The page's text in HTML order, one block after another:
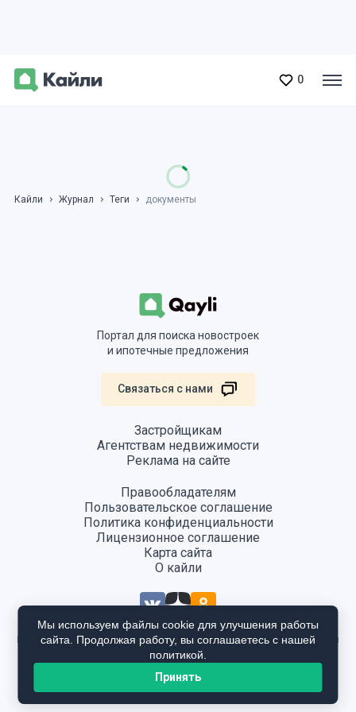
0
Кайли Журнал Теги документы
Портал для поиска новостроек
и ипотечные предложения
Связаться с нами
Застройщикам
Агентствам недвижимости
Реклама на сайте
Правообладателям
Пользовательское соглашение
Политика конфиденциальности
Лицензионное соглашение
Карта сайта
О кайли
Информация, размещенная на сайте, не является публичной офертой
и предоставляется в ознакомительных целях. Для получения
подробной информации общайтесь в отдел продаж застройщика.
Мы используем файлы cookie для улучшения работы
сайта. Продолжая работу, вы соглашаетесь с нашей
политикой.
Принять